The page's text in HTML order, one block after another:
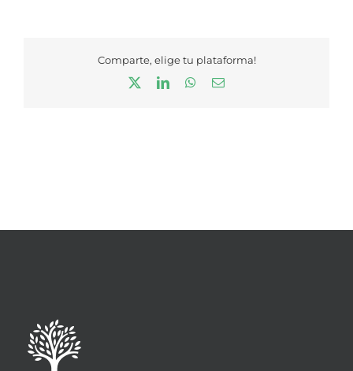
Comparte, elige tu plataforma!
LinkedInWhatsApp
Correo